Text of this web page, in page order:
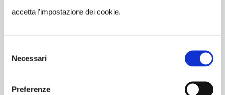
accetta l'impostazione dei cookie.
delNecessari
Preferenze
075830209-3281424608